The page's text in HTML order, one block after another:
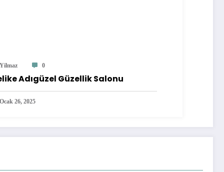
0
Adıgüzel Güzellik Salonu
26, 2025